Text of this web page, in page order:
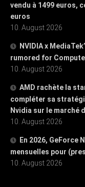
vendu à 1499 euros,
euros
10. August 2026
NVIDIA x
rumored for
10. August 2026
AMD rachète la
compléter sa
Nvidia sur le marché
10. August 2026
En 2026, GeForce
mensuelles pour
10. August 2026